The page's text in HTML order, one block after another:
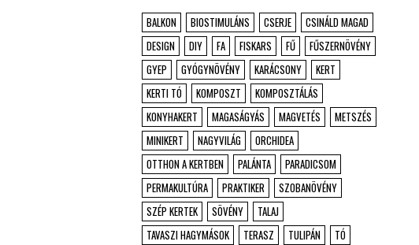
BALKON BIOSTIMULÁNS CSERJE
CSINÁLD MAGAD
DESIGN
DIY FA FISKARS FŰ
FŰSZERNÖVÉNY
GYEP
GYÓGYNÖVÉNY KARÁCSONY
KERT
KERTI TÓ
KOMPOSZT
KOMPOSZTÁLÁS
KONYHAKERT
MAGASÁGYÁS MAGVETÉS
METSZÉS
MINIKERT
NAGYVILÁG
ORCHIDEA
OTTHON A KERTBEN
PALÁNTA
PARADICSOM
PERMAKULTÚRA
PRAKTIKER
SZOBANÖVÉNY
SZÉP KERTEK
SÖVÉNY
TALAJ
TAVASZI HAGYMÁSOK
TERASZ TULIPÁN
TÓ